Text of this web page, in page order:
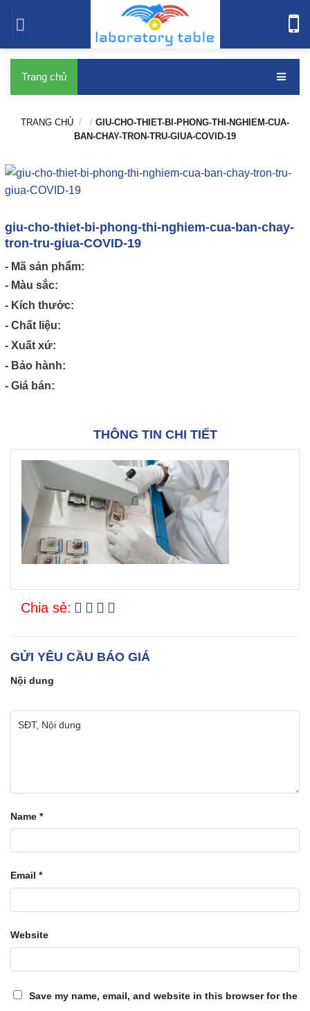
bàn thí nghiệm
Trang chủ
TRANG CHỦ / / GIU-CHO-THIET-BI-PHONG-THI-NGHIEM-CUA-
BAN-CHAY-TRON-TRU-GIUA-COVID-19
giu-cho-thiet-bi-phong-thi-nghiem-cua-ban-chay-
tron-tru-giua-COVID-19
- Mã sản phẩm:
- Màu sắc:
- Kích thước:
- Chất liệu:
- Xuất xứ:
- Bảo hành:
- Giá bán:
THÔNG TIN CHI TIẾT
Chia sẻ:
GỬI YÊU CẦU BÁO GIÁ
Nội dung
Name *
Email *
Website
Save my name, email, and website in this browser for the